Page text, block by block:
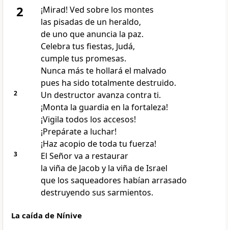
2
¡Mirad! Ved sobre los montes
las pisadas de un heraldo,
de uno que anuncia la paz.
Celebra tus fiestas, Judá,
cumple tus promesas.
Nunca más te hollará el malvado
pues ha sido totalmente destruido.
2
Un destructor avanza contra ti.
¡Monta la guardia en la fortaleza!
¡Vigila todos los accesos!
¡Prepárate a luchar!
¡Haz acopio de toda tu fuerza!
3
El Señor va a restaurar
la viña de Jacob y la viña de Israel
que los saqueadores habían arrasado
destruyendo sus sarmientos.
La caída de Nínive